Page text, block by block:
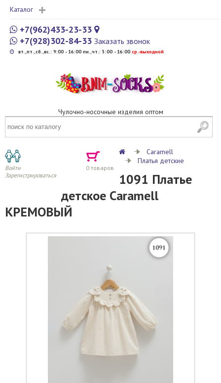
Каталог
+7(962)433-23-33
+7(928)302-84-33 Заказать звонок
вт.,пт.,сб.,вс.: 9:00 - 16:00 пн.,чт.: 5:00 - 16:00 cр.-выходной
Чулочно-носочные изделия оптом
Войти
Зарегистрироваться
0 товаров
Caramell
Платья детские
1091 Платье
детское Caramell
КРЕМОВЫЙ